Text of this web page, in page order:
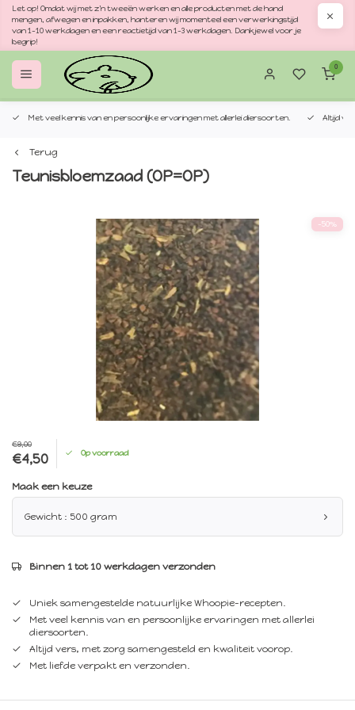
Let op! Omdat wij met z'n tweeën werken en alle producten met de hand
mengen, afwegen en inpakken, hanteren wij momenteel een verwerkingstijd
van 1–10 werkdagen en een reactietijd van 1–3 werkdagen. Dankjewel voor je
begrip!
0
Met veel kennis van en persoonlijke ervaringen met allerlei diersoorten. Altijd
Terug
Teunisbloemzaad (OP=OP)
-50%
€9,00
€4,50 Op voorraad
Maak een keuze
Gewicht : 500 gram
Binnen 1 tot 10 werkdagen verzonden
Uniek samengestelde natuurlijke Whoopie-recepten.
Met veel kennis van en persoonlijke ervaringen met allerlei
diersoorten.
Altijd vers, met zorg samengesteld en kwaliteit voorop.
Met liefde verpakt en verzonden.